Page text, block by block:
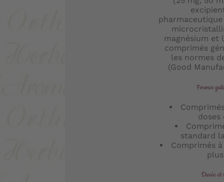
magnésium et
comprimés
les normes
(Good
Formes
doses
standard
Comprimés
Durée et